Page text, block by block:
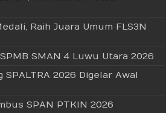
Raih Juara Umum FLS3N
SMAN 4 Luwu Utara 2026
2026 Digelar Awal
SPAN PTKIN 2026